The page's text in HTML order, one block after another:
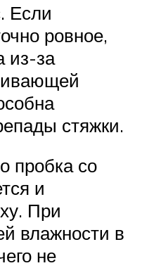
Если
ровное,
из-за
стяжки.
пробка со
и
При
влажности в
не